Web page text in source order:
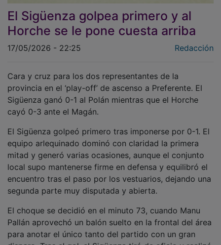
El Sigüenza golpea primero y al
Horche se le pone cuesta arriba
provincia en el ‘play-off’ de ascenso a Preferente. El
Sigüenza ganó 0-1 al Polán mientras que el Horche
cayó 0-3 ante el Magán.
equipo arlequinado dominó con claridad la primera
mitad y generó varias ocasiones, aunque el conjunto
local supo mantenerse firme en defensa y equilibró el
encuentro tras el paso por los vestuarios, dejando una
segunda parte muy disputada y abierta.
Pallán aprovechó un balón suelto en la frontal del área
para anotar el único tanto del partido con un gran
disparo. Tras el gol, el Sigüenza tiró de oficio y realizó